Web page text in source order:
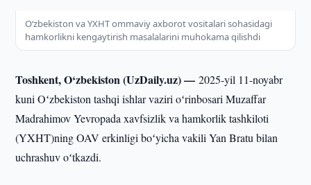
Oʻzbekiston va YXHT ommaviy axborot vositalari sohasidagi
hamkorlikni kengaytirish masalalarini muhokama qilishdi
Toshkent, O‘zbekiston (UzDaily.uz) —2025-yil 11-noyabr
kuni Oʻzbekiston tashqi ishlar vaziri oʻrinbosari Muzaffar
Madrahimov Yevropada xavfsizlik va hamkorlik tashkiloti
(YXHT)ning OAV erkinligi boʻyicha vakili Yan Bratu bilan
uchrashuv oʻtkazdi.